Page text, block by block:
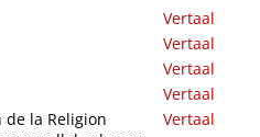
Vertaal
Vertaal
Vertaal
Vertaal
de la Religion
Vertaal